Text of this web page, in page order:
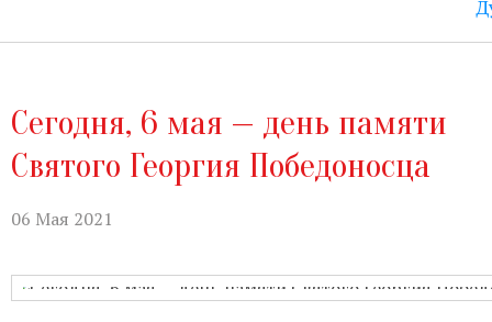
Сегодня, 6 мая — день памяти
Святого Георгия Победоносца
06 Мая 2021
06.00 до 22.00 (по звонку
до 20.00.
Секретариат:Понедельник-
актуальном расписании.